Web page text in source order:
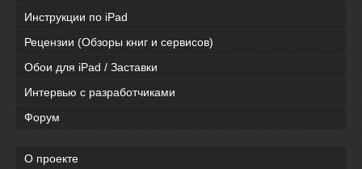
Инструкции по iPad
Рецензии (Обзоры книг и сервисов)
Обои для iPad / Заставки
Интервью с разработчиками
Форум
О проекте